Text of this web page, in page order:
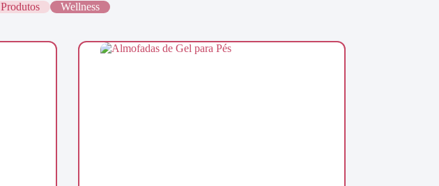
Produtos Wellness